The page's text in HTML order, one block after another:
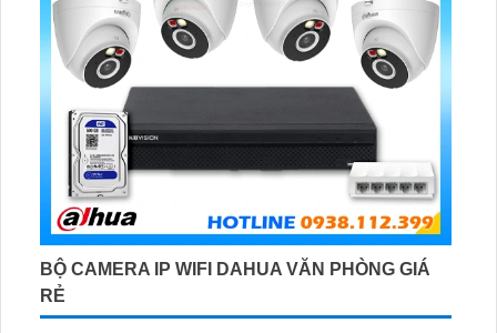
BỘ CAMERA IP WIFI DAHUA VĂN PHÒNG GIÁ
RẺ